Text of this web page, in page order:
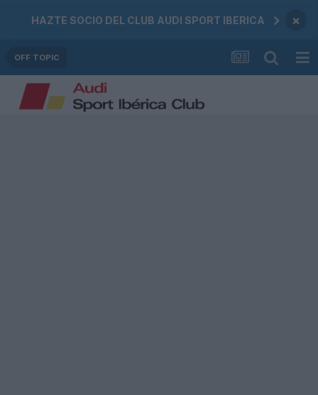
HAZTE SOCIO DEL CLUB AUDI SPORT IBERICA ×
OFF TOPIC